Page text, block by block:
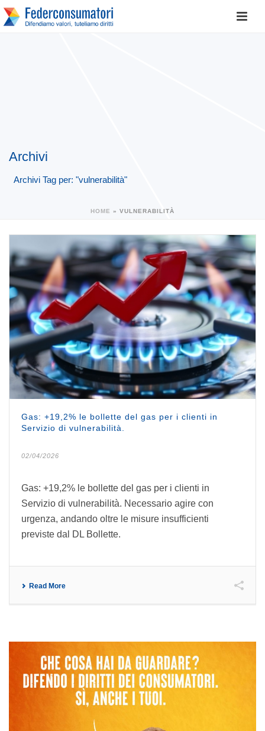
Archivi
Archivi Tag per: "vulnerabilità"
HOME » VULNERABILITÀ
Gas: +19,2% le bollette del gas per i clienti in
Servizio di vulnerabilità.
02/04/2026
Gas: +19,2% le bollette del gas per i clienti in
Servizio di vulnerabilità. Necessario agire con
urgenza, andando oltre le misure insufficienti
previste dal DL Bollette.
Read More